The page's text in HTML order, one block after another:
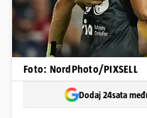
Foto: NordPhoto/PIXSELL
Dodaj 24sata